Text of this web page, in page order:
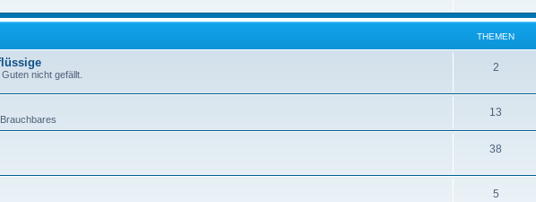
THEMEN
nicht gefällt.
2
13
38
5